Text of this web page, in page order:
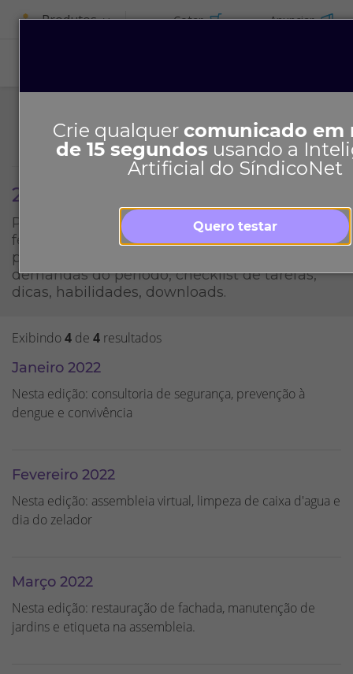
Crie qualquer comunicado em
de 15 segundos usando a
Artificial do SíndicoNet
Quero testar
Produtos Cotar Anunciar
2022
Preparativo Mensal do Síndico é uma
ferramenta exclusiva e gratuita do SíndicoNet
para apoiar a gestão do síndico com
demandas do período, checklist de tarefas,
dicas, habilidades, downloads.
Exibindo4 de 4 resultados
Janeiro 2022
Nesta edição: consultoria de segurança, prevenção à
dengue e convivência
Fevereiro 2022
Nesta edição: assembleia virtual, limpeza de caixa d'agua e
dia do zelador
Março 2022
Nesta edição: restauração de fachada, manutenção de
jardins e etiqueta na assembleia.